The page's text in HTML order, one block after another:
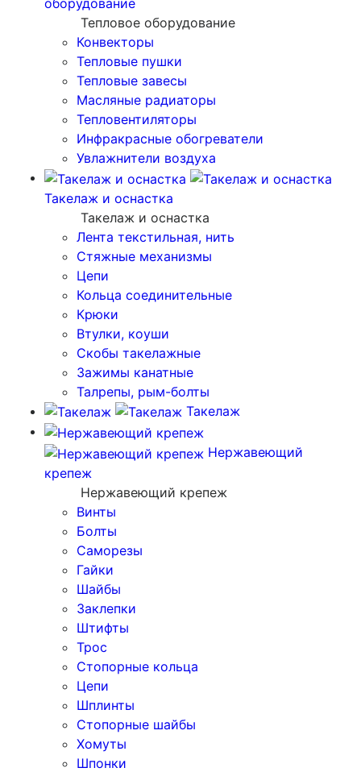
Тепловое оборудование
Конвекторы
Тепловые пушки
Тепловые завесы
Масляные радиаторы
Тепловентиляторы
Инфракрасные обогреватели
Увлажнители воздуха
Такелаж и оснастка
Такелаж и оснастка
Лента текстильная, нить
Стяжные механизмы
Цепи
Кольца соединительные
Крюки
Втулки, коуши
Скобы такелажные
Зажимы канатные
Талрепы, рым-болты
Такелаж
Нержавеющий
крепеж
Нержавеющий крепеж
Винты
Болты
Саморезы
Гайки
Шайбы
Заклепки
Штифты
Трос
Стопорные кольца
Цепи
Шплинты
Стопорные шайбы
Хомуты
Шпонки